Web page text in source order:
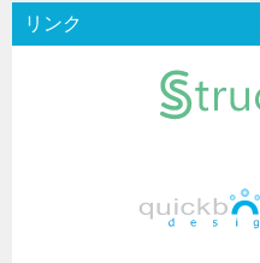
リンク